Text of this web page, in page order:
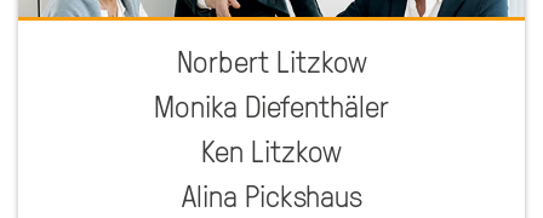
Norbert Litzkow
Monika Diefenthäler
Ken Litzkow
Alina Pickshaus